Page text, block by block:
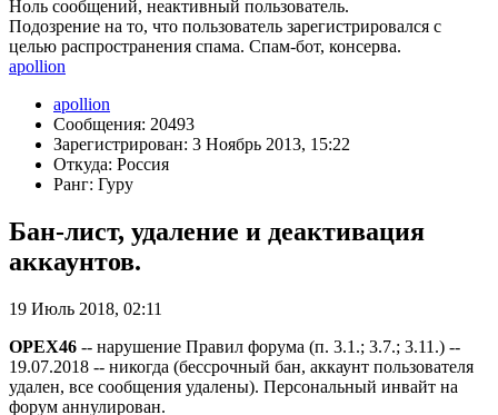
Ноль сообщений, неактивный пользователь.
Подозрение на то, что пользователь зарегистрировался с
целью распространения спама. Спам-бот, консерва.
apollion
apollion
Сообщения: 20493
Зарегистрирован: 3 Ноябрь 2013, 15:22
Откуда: Россия
Ранг: Гуру
Бан-лист, удаление и деактивация
аккаунтов.
19 Июль 2018, 02:11
OPEX46 -- нарушение Правил форума (п. 3.1.; 3.7.; 3.11.) --
19.07.2018 -- никогда (бессрочный бан, аккаунт пользователя
удален, все сообщения удалены). Персональный инвайт на
форум аннулирован.